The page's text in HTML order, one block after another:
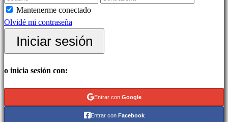
to
Play
Categorías
Juegos
Juegos
Mantenerme conectado
Olvidé mi contraseña
Iniciar sesión
o inicia sesión con:
Entrar con Google
Entrar con Facebook